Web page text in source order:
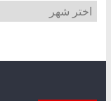
الأرشيف